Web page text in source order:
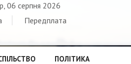
06 серпня 2026
Передплата
ПОЛІТИКА